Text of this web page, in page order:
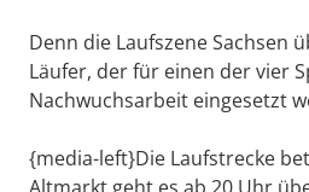
Denn die Laufszene Sachsen
Läufer, der für einen der vier
Nachwuchsarbeit eingesetzt
{media-left}Die Laufstrecke